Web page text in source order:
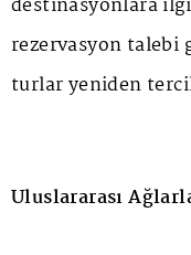
destinasyonlara
rezervasyon talebi
turlar yeniden
Uluslararası